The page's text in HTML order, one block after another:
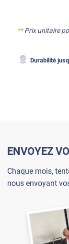
**Prix unitaire
Durabilité
ENVOYEZ
Chaque mois,
nous envoyant